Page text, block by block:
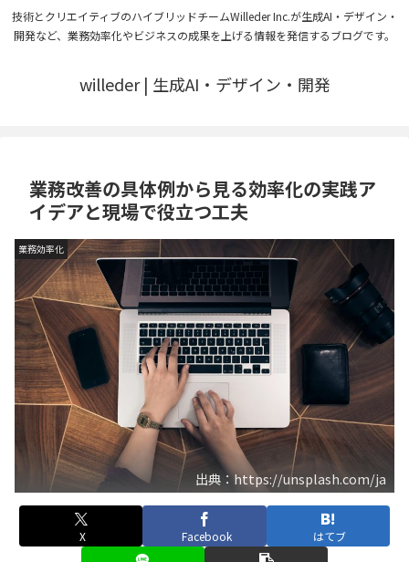
技術とクリエイティブのハイブリッドチームWilleder Inc.が生成AI・デザイン・
開発など、業務効率化やビジネスの成果を上げる情報を発信するブログです。
willeder | 生成AI・デザイン・開発
業務改善の具体例から見る効率化の実践ア
イデアと現場で役立つ工夫
業務効率化
出典：https://unsplash.com/ja
X Facebook はてブ